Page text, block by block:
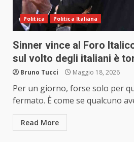
Politica Politica Italiana
Sinner vince al Foro
sul volto degli italiani è
Bruno Tucci Maggio 18, 2026
Per un giorno, forse solo per
fermato. È come se qualcuno
Read More